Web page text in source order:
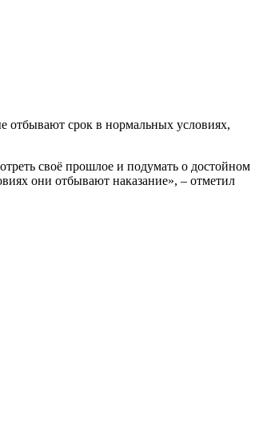
отбывают срок в нормальных условиях,
своё прошлое и подумать о достойном
они отбывают наказание», – отметил